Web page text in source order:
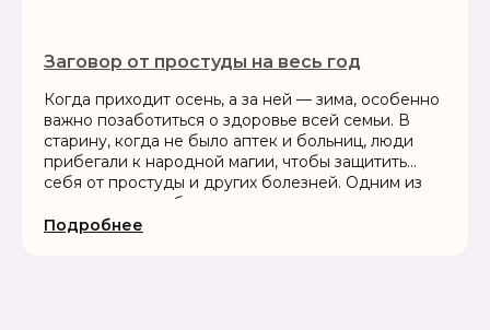
Заговор от простуды на весь год
Когда приходит осень, а за ней — зима, особенно
важно позаботиться о здоровье всей семьи. В
старину, когда не было аптек и больниц, люди
прибегали к народной магии, чтобы защитить
себя от простуды и других болезней. Одним из
самых сильных оберегов считался заговор на
Покров — день,...
Подробнее